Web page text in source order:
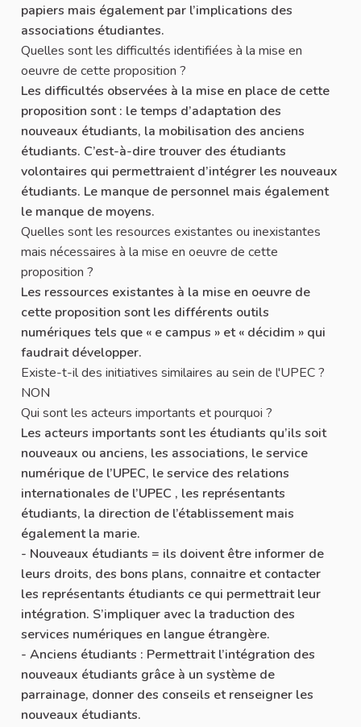
papiers mais également par l’implications des
associations étudiantes.
Quelles sont les difficultés identifiées à la mise en
oeuvre de cette proposition ?
Les difficultés observées à la mise en place de cette
proposition sont : le temps d’adaptation des
nouveaux étudiants, la mobilisation des anciens
étudiants. C’est-à-dire trouver des étudiants
volontaires qui permettraient d’intégrer les nouveaux
étudiants. Le manque de personnel mais également
le manque de moyens.
Quelles sont les resources existantes ou inexistantes
mais nécessaires à la mise en oeuvre de cette
proposition ?
Les ressources existantes à la mise en oeuvre de
cette proposition sont les différents outils
numériques tels que « e campus » et « décidim » qui
faudrait développer.
Existe-t-il des initiatives similaires au sein de l'UPEC ?
NON
Qui sont les acteurs importants et pourquoi ?
Les acteurs importants sont les étudiants qu’ils soit
nouveaux ou anciens, les associations, le service
numérique de l’UPEC, le service des relations
internationales de l’UPEC , les représentants
étudiants, la direction de l’établissement mais
également la marie.
- Nouveaux étudiants = ils doivent être informer de
leurs droits, des bons plans, connaitre et contacter
les représentants étudiants ce qui permettrait leur
intégration. S’impliquer avec la traduction des
services numériques en langue étrangère.
- Anciens étudiants : Permettrait l’intégration des
nouveaux étudiants grâce à un système de
parrainage, donner des conseils et renseigner les
nouveaux étudiants.